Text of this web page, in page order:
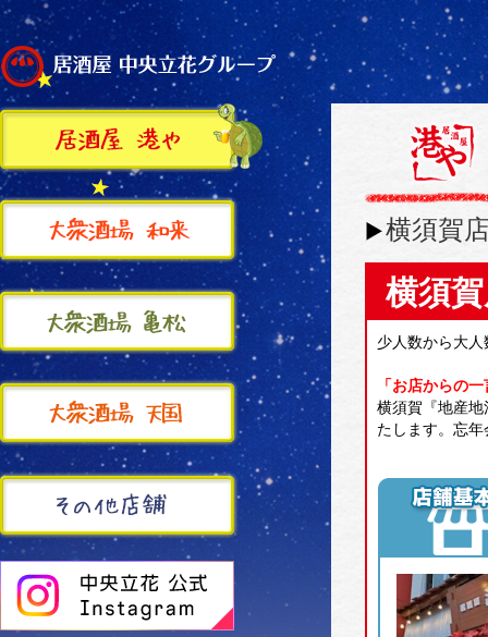
横須賀
横須
少人数から大
「お店からの
横須賀『地産
たします。忘